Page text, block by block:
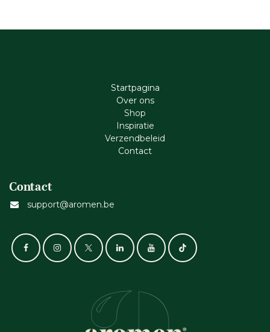
Startpagina
Ove​r​ ons
Shop
Inspiratie
Verzendbeleid
Cont​act
Contact
support@aromen.be